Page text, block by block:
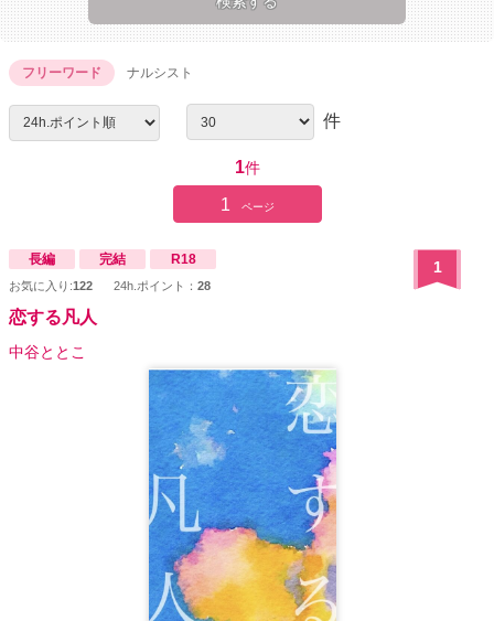
フリーワード ナルシスト
件
1件
1 ページ
長編 完結 R18
お気に入り:122 24h.ポイント： 28
1
恋する凡人
中谷ととこ